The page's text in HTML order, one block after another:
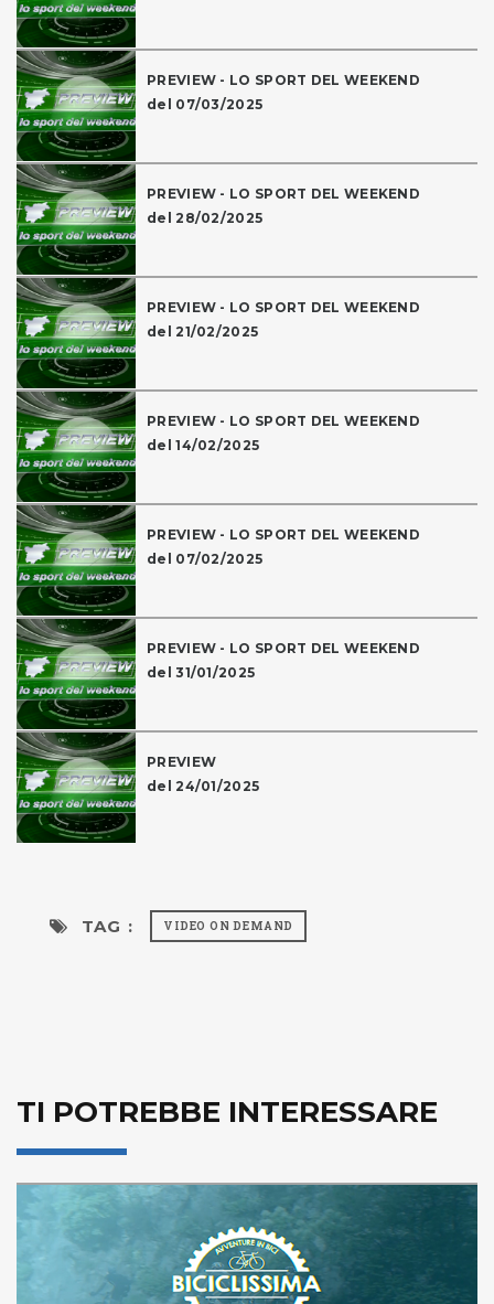
PREVIEW - LO SPORT DEL WEEKEND
del 07/03/2025
PREVIEW - LO SPORT DEL WEEKEND
del 28/02/2025
PREVIEW - LO SPORT DEL WEEKEND
del 21/02/2025
PREVIEW - LO SPORT DEL WEEKEND
del 14/02/2025
PREVIEW - LO SPORT DEL WEEKEND
del 07/02/2025
PREVIEW - LO SPORT DEL WEEKEND
del 31/01/2025
PREVIEW
del 24/01/2025
TAG : VIDEO ON DEMAND
TI POTREBBE INTERESSARE